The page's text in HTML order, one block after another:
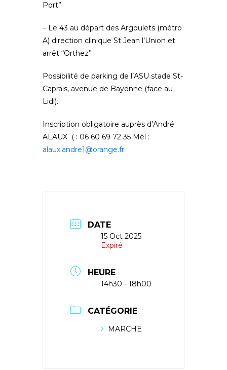
Port”
– Le 43 au départ des Argoulets (métro
A) direction clinique St Jean l’Union et
arrêt “Orthez”
Possibilité de parking de l’ASU stade St-
Caprais, avenue de Bayonne (face au
Lidl).
Inscription obligatoire auprès d’André
ALAUX ( : 06 60 69 72 35 Mèl :
alaux.andre1@orange.fr
DATE
15 Oct 2025
Expiré
HEURE
14h30 - 18h00
CATÉGORIE
MARCHE